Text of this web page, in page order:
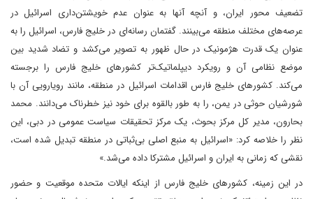
تضعیف محور ایران، و آنچه آنها به عنوان عدم خویشتن‌داری اسرائیل در
عرصه‌های مختلف منطقه می‌بینند. گفتمان رسانه‌ای در خلیج فارس، اسرائیل را به
عنوان یک قدرت هژمونیک در حال ظهور به تصویر می‌کشد و تضاد شدید بین
موضع نظامی آن و رویکرد دیپلماتیک‌تر کشورهای خلیج فارس را برجسته
می‌کند. کشورهای خلیج فارس اقدامات اسرائیل در منطقه، مانند رویارویی آن با
شورشیان حوثی در یمن، را به طور بالقوه برای خود نیز خطرناک می‌دانند. محمد
بحارون، مدیر کل مرکز بحوث، یک مرکز تحقیقات سیاست عمومی در دبی، این
نظر را خلاصه کرد: «اسرائیل به منبع اصلی بی‌ثباتی در منطقه تبدیل شده است،
نقشی که زمانی به ایران و اسرائیل مشترکا داده می‌شد.»
در این زمینه، کشورهای خلیج فارس از اینکه ایالات متحده موقعیت و حضور